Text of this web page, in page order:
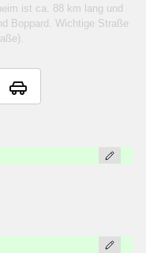
ist ca. 88 km lang und
Boppard. Wichtige Straße